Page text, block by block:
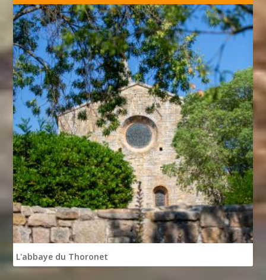
L'abbaye du Thoronet